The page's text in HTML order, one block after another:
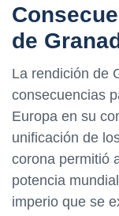
de
La rendición de
consecuencias
Europa en su
unificación de
corona permitió
potencia
imperio que se